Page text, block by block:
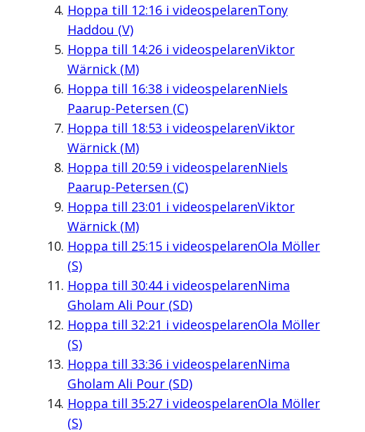
Hoppa till 12:16i videospelarenTony
Haddou (V)
Hoppa till 14:26i videospelarenViktor
Wärnick (M)
Hoppa till 16:38i videospelarenNiels
Paarup-Petersen (C)
Hoppa till 18:53 i videospelarenViktor
Wärnick (M)
Hoppa till 20:59i videospelarenNiels
Paarup-Petersen (C)
Hoppa till 23:01 i videospelarenViktor
Wärnick (M)
Hoppa till 25:15i videospelarenOla Möller
(S)
Hoppa till 30:44i videospelarenNima
Gholam Ali Pour (SD)
Hoppa till 32:21 i videospelarenOla Möller
(S)
Hoppa till 33:36i videospelarenNima
Gholam Ali Pour (SD)
Hoppa till 35:27i videospelarenOla Möller
(S)